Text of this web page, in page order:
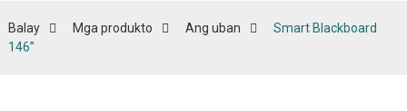
Balay Mga produkto Ang uban
Smart Blackboard
146”